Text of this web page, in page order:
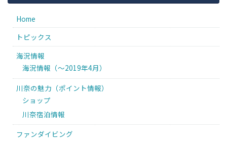
Home
トピックス
海況情報
海況情報（〜2019年4月）
川奈の魅力（ポイント情報）
ショップ
川奈宿泊情報
ファンダイビング